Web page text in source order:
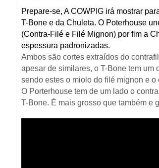
Prepare-se, A COWPIG irá mostrar
T-Bone e da Chuleta. O Poterhouse
(Contra-Filé e Filé Mignon) por fim a
espessura padronizadas.
Ambos são cortes extraídos do
apesar de similares, o T-Bone tem um
sendo estes o miolo do filé mignon e o
O Porterhouse tem de um lado o
T-Bone. É mais grosso que também e